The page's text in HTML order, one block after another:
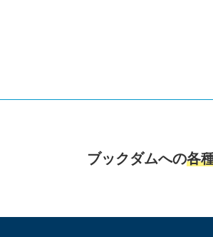
ブックダムへの各